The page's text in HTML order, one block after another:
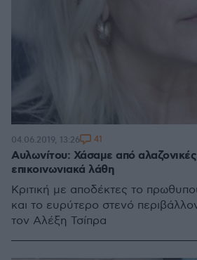
Αυλωνίτου: Χάσαμε από
επικοινωνιακά λάθη
Κριτική με αποδέκτες το
και το ευρύτερο στενό
τον Αλέξη Τσίπρα
04.06.2019, 13:26 41